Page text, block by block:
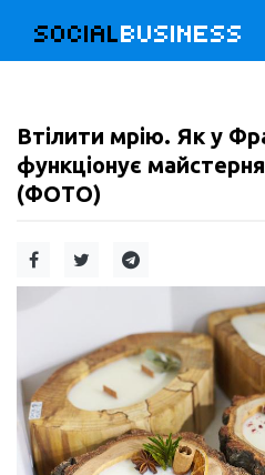
SOCIALBUSINESS
Втілити мрію. Як у
функціонує
(ФОТО)